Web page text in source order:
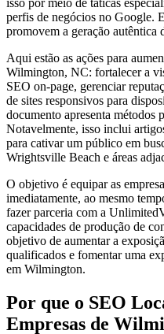
isso por meio de táticas
perfis de negócios no Google.
promovem a geração autêntica
Aqui estão as ações para
Wilmington, NC: fortalecer a
SEO on-page, gerenciar
de sites responsivos para
documento apresenta métodos
Notavelmente, isso inclui
para cativar um público em
Wrightsville Beach e áreas
O objetivo é equipar as
imediatamente, ao mesmo
fazer parceria com a
capacidades de produção de
objetivo de aumentar a
qualificados e fomentar uma
em Wilmington.
Por que o SEO
Empresas de